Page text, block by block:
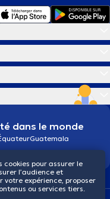
dans le monde
Guatemala
cookies pour assurer le
l’audience et
votre expérience, proposer
ou services tiers.